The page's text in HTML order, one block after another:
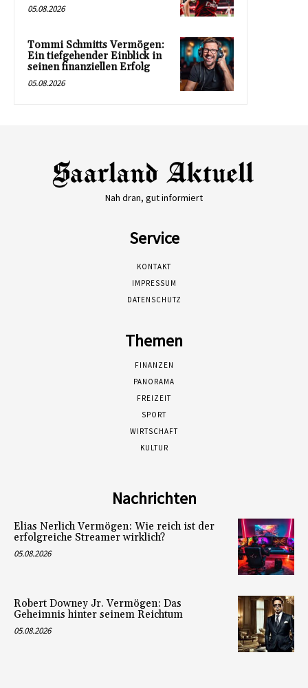
05.08.2026
Tommi Schmitts Vermögen:
Ein tiefgehender Einblick in
seinen finanziellen Erfolg
05.08.2026
Nah dran, gut informiert
Service
KONTAKT
IMPRESSUM
DATENSCHUTZ
Themen
FINANZEN
PANORAMA
FREIZEIT
SPORT
WIRTSCHAFT
KULTUR
Nachrichten
Elias Nerlich Vermögen: Wie reich ist der
erfolgreiche Streamer wirklich?
05.08.2026
Robert Downey Jr. Vermögen: Das
Geheimnis hinter seinem Reichtum
05.08.2026